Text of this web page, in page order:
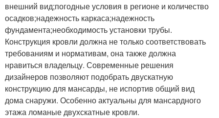
внешний вид;погодные условия в регионе и количество
осадков;надежность каркаса;надежность
фундамента;необходимость установки трубы.
Конструкция кровли должна не только соответствовать
требованиям и нормативам, она также должна
нравиться владельцу. Современные решения
дизайнеров позволяют подобрать двускатную
конструкцию для мансарды, не испортив общий вид
дома снаружи. Особенно актуальны для мансардного
этажа ломаные двухскатные кровли.